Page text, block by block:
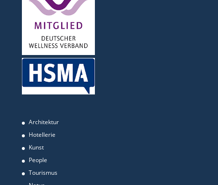
Architektur
Hotellerie
Kunst
People
Tourismus